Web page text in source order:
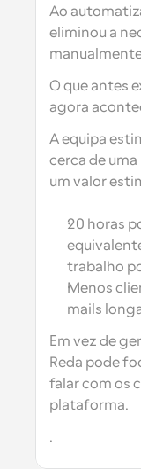
Ao
eliminou a
O que antes
agora
cerca de
um valor
20 horas
trabalho
Menos
mails
Em vez de
Reda pode
falar com os
plataforma.
.